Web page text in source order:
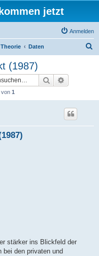
jetzt
Anmelden
Daten
(1987)
Suche
von 1
stärker ins Blickfeld der
bei den privaten und